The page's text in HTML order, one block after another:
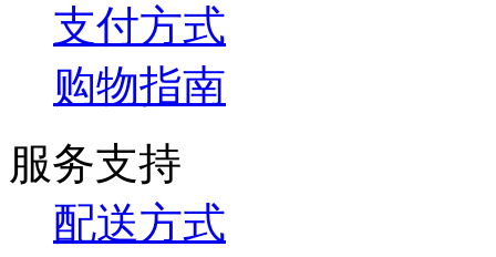
支付方式
购物指南
服务支持
配送方式